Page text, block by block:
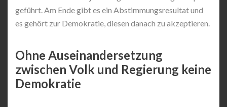
geführt. Am Ende gibt es ein Abstimmungsresultat und
es gehört zur Demokratie, diesen danach zu akzeptieren.
Ohne Auseinandersetzung
zwischen Volk und Regierung keine
Demokratie